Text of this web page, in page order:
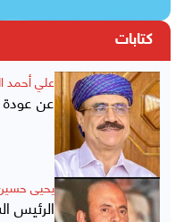
كتابات
علي أحمد
عن
يحيى
الرئيس